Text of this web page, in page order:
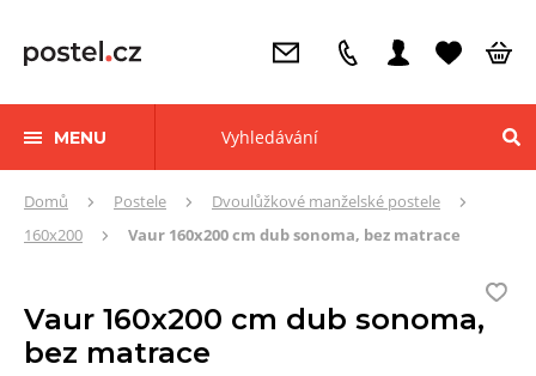
MENU
ZdeDomů Postele
Dvoulůžkové manželské postele
160x200
Vaur 160x200 cm dub sonoma, bez matrace
Vaur 160x200 cm dub sonoma,
bez matrace